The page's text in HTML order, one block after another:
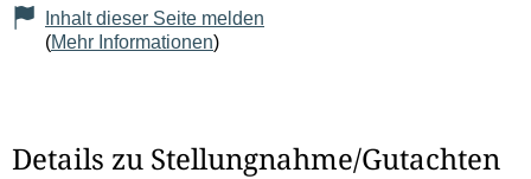
Inhalt dieser Seite melden
(Mehr Informationen)
Details zu Stellungnahme/Gutachten